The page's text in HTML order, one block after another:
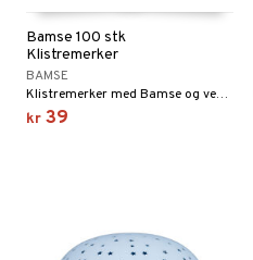
Bamse 100 stk
Klistremerker
BAMSE
Klistremerker med Bamse og vennene hans!
kr 39